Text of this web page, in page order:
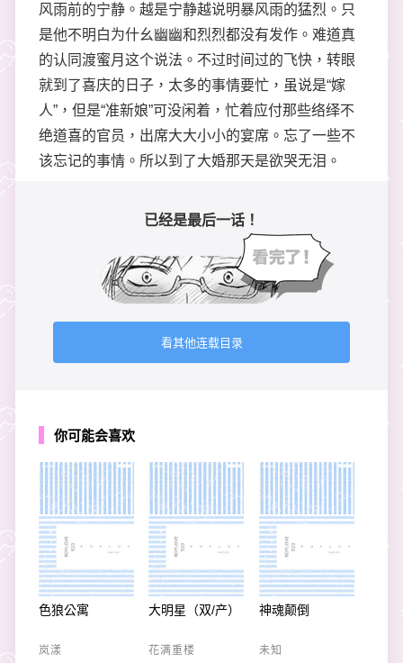
风雨前的宁静。越是宁静越说明暴风雨的猛烈。只
是他不明白为什幺幽幽和烈烈都没有发作。难道真
的认同渡蜜月这个说法。不过时间过的飞快，转眼
就到了喜庆的日子，太多的事情要忙，虽说是“嫁
人”，但是“准新娘”可没闲着，忙着应付那些络绎不
绝道喜的官员，出席大大小小的宴席。忘了一些不
该忘记的事情。所以到了大婚那天是欲哭无泪。
已经是最后一话！
看其他连载目录
你可能会喜欢
色狼公寓
岚漾
大明星（双/产）
花满重楼
神魂颠倒
未知